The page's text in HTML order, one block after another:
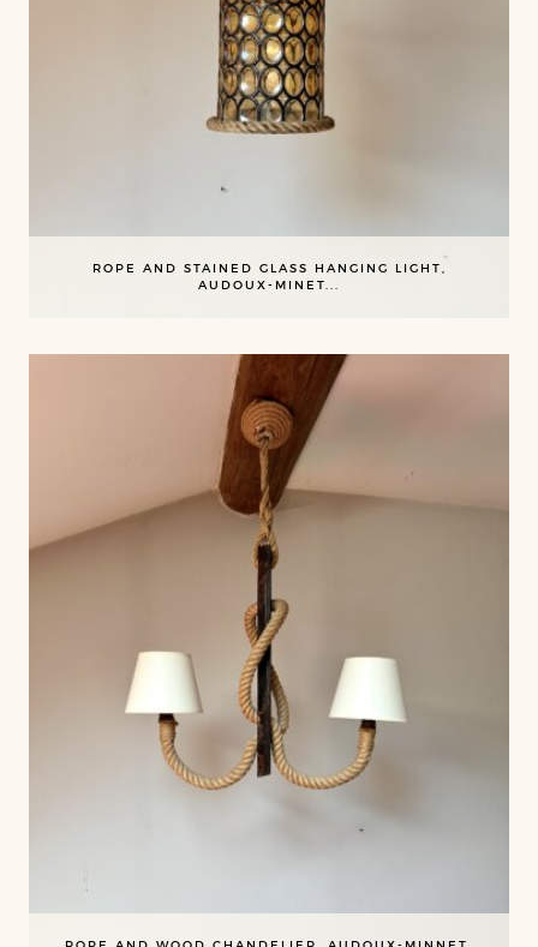
ROPE AND STAINED GLASS HANGING LIGHT,
AUDOUX-MINET...